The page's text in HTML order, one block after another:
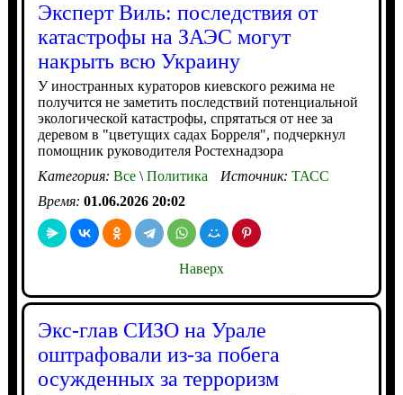
Эксперт Виль: последствия от
катастрофы на ЗАЭС могут
накрыть всю Украину
У иностранных кураторов киевского режима не
получится не заметить последствий потенциальной
экологической катастрофы, спрятаться от нее за
деревом в "цветущих садах Борреля", подчеркнул
помощник руководителя Ростехнадзора
Категория: Все\Политика Источник: ТАСС
Время: 01.06.2026 20:02
Наверх
Экс-глав СИЗО на Урале
оштрафовали из-за побега
осужденных за терроризм